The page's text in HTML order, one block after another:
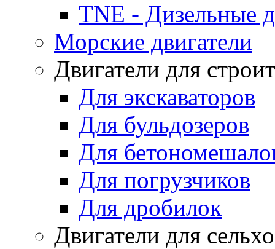
TNE - Дизельные
Морские двигатели
Двигатели для
Для экскаваторов
Для бульдозеров
Для
Для погрузчиков
Для дробилок
Двигатели для